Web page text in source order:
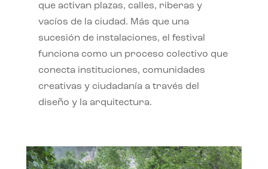
que activan plazas, calles, riberas y
vacíos de la ciudad. Más que una
sucesión de instalaciones, el festival
funciona como un proceso colectivo que
conecta instituciones, comunidades
creativas y ciudadanía a través del
diseño y la arquitectura.